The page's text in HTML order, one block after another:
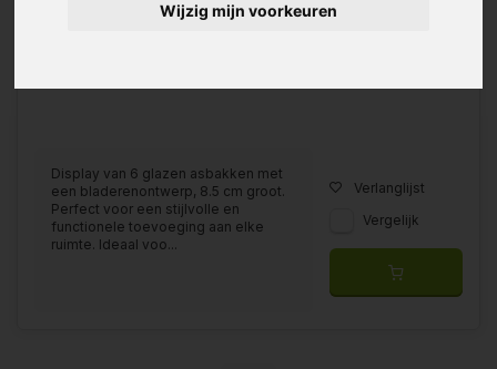
Wijzig mijn voorkeuren
Display van 6 glazen asbakken met
een bladerenontwerp, 8.5 cm groot.
Perfect voor een stijlvolle en
functionele toevoeging aan elke
ruimte. Ideaal voo...
Verlanglijst
Vergelijk